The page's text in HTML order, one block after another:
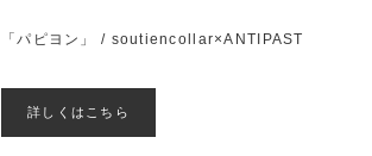
「パピヨン」 / soutiencollar×ANTIPAST
詳しくはこちら